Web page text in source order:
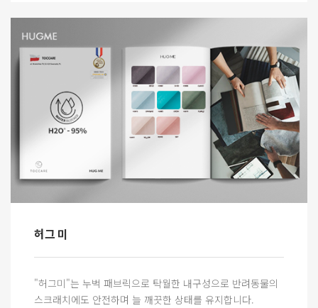
허그 미
"허그미"는 누벅 패브릭으로 탁월한 내구성으로 반려동물의
스크래치에도 안전하며 늘 깨끗한 상태를 유지합니다.